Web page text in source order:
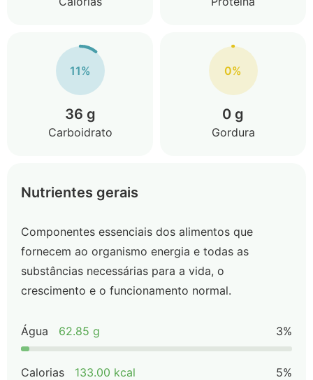
11%
36 g
Carboidrato
0%
0 g
Gordura
Nutrientes gerais
Componentes essenciais dos alimentos que
fornecem ao organismo energia e todas as
substâncias necessárias para a vida, o
crescimento e o funcionamento normal.
Água 62.85 g 3%
Calorias 133.00 kcal 5%